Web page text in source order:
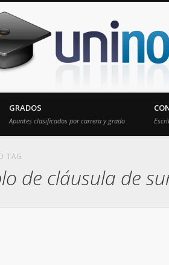
todas los apuntes de tu carrera
GRADOS
Apuntes clasificados por carrera y grado
TAG
de cláusula de